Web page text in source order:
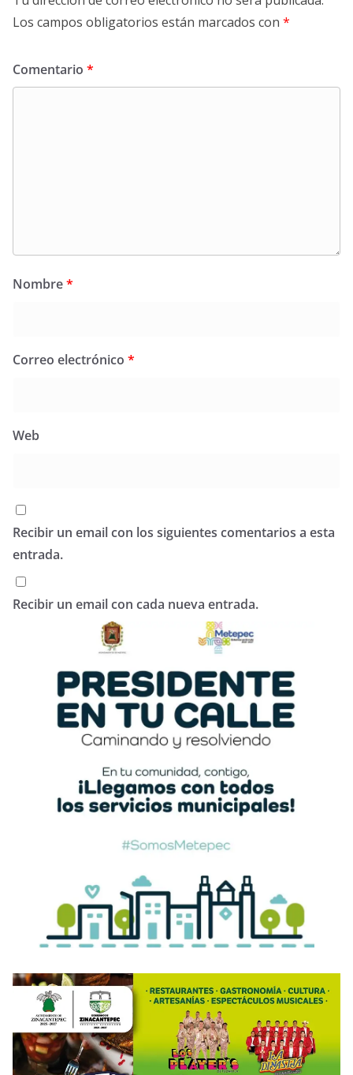
Los campos obligatorios están marcados con *
Comentario *
Nombre*
Correo electrónico *
Web
Recibir un email con los siguientes comentarios a esta
entrada.
Recibir un email con cada nueva entrada.